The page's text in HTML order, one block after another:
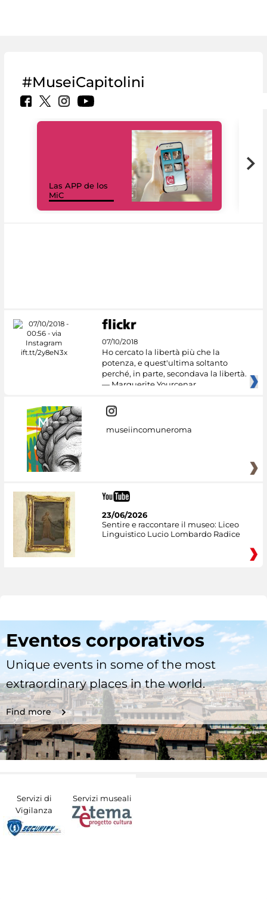
#MuseiCapitolini
Las APP de los
MiC
07/10/2018
Ho cercato la libertà più che la
potenza, e quest'ultima soltanto
perché, in parte, secondava la libertà.
— Marguerite Yourcenar
museiincomuneroma
23/06/2026
Sentire e raccontare il museo: Liceo
Linguistico Lucio Lombardo Radice
Eventos corporativos
Unique events in some of the most
extraordinary places in the world.
Find more
Servizi di
Vigilanza
Servizi museali